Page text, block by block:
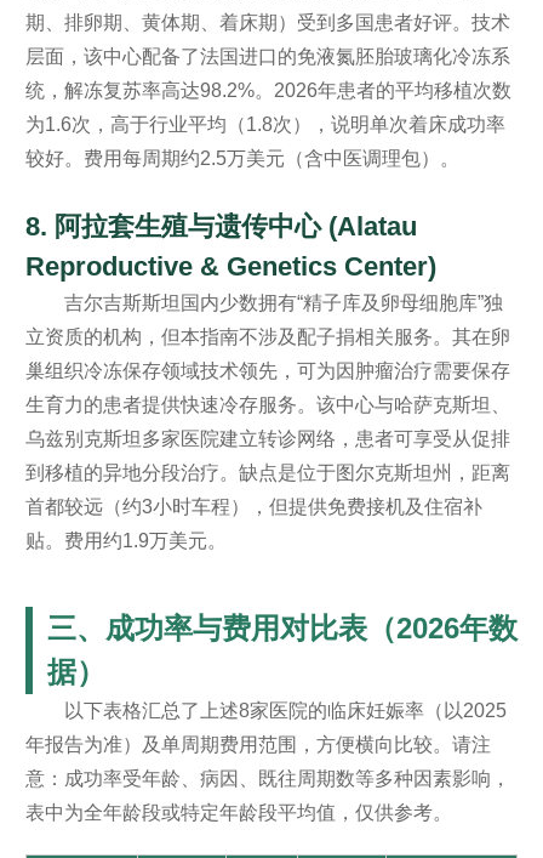
期、排卵期、黄体期、着床期）受到多国患者好评。技术
层面，该中心配备了法国进口的免液氮胚胎玻璃化冷冻系
统，解冻复苏率高达98.2%。2026年患者的平均移植次数
为1.6次，高于行业平均（1.8次），说明单次着床成功率
较好。费用每周期约2.5万美元（含中医调理包）。
8. 阿拉套生殖与遗传中心 (Alatau
Reproductive & Genetics Center)
吉尔吉斯斯坦国内少数拥有“精子库及卵母细胞库”独
立资质的机构，但本指南不涉及配子捐相关服务。其在卵
巢组织冷冻保存领域技术领先，可为因肿瘤治疗需要保存
生育力的患者提供快速冷存服务。该中心与哈萨克斯坦、
乌兹别克斯坦多家医院建立转诊网络，患者可享受从促排
到移植的异地分段治疗。缺点是位于图尔克斯坦州，距离
首都较远（约3小时车程），但提供免费接机及住宿补
贴。费用约1.9万美元。
三、成功率与费用对比表（2026年数
据）
以下表格汇总了上述8家医院的临床妊娠率（以2025
年报告为准）及单周期费用范围，方便横向比较。请注
意：成功率受年龄、病因、既往周期数等多种因素影响，
表中为全年龄段或特定年龄段平均值，仅供参考。